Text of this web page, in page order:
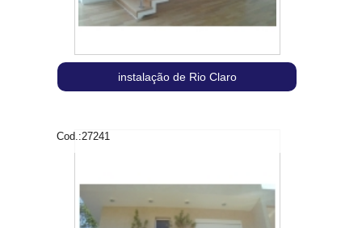
instalação de Rio Claro
Cod.:27241